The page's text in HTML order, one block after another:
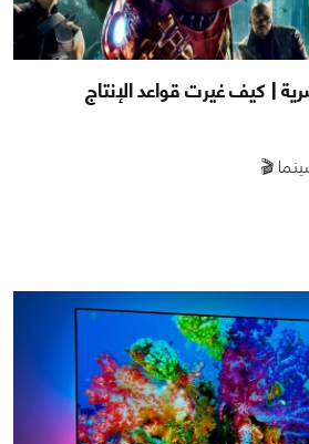
| كيف غيرت قواعد الإنتاج
🎬